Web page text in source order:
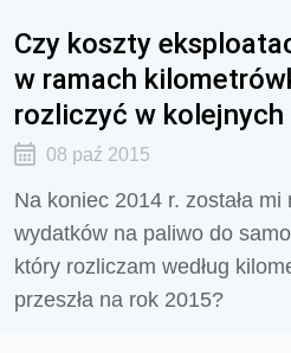
Czy koszty
w ramach
rozliczyć w kolejnych
08 paź 2015
Na koniec 2014 r. została
wydatków na paliwo do
który rozliczam według
przeszła na rok 2015?